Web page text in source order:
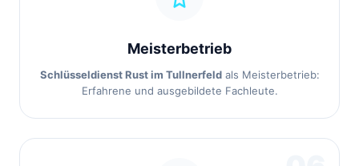
Meisterbetrieb
Schlüsseldienst Rust im Tullnerfeldals Meisterbetrieb:
Erfahrene und ausgebildete Fachleute.